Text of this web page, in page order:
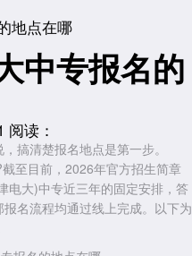
地点在哪
中专报名的
阅读：
清楚报名地点是第一步。
至目前，2026年官方招生简章
电大)中专近三年的固定安排，答
名流程均通过线上完成。以下为